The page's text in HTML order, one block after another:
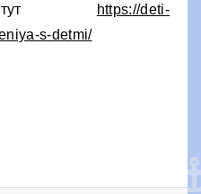
тут
https://deti-
s-detmi/